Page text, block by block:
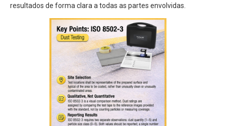
resultados de forma clara a todas as partes envolvidas.